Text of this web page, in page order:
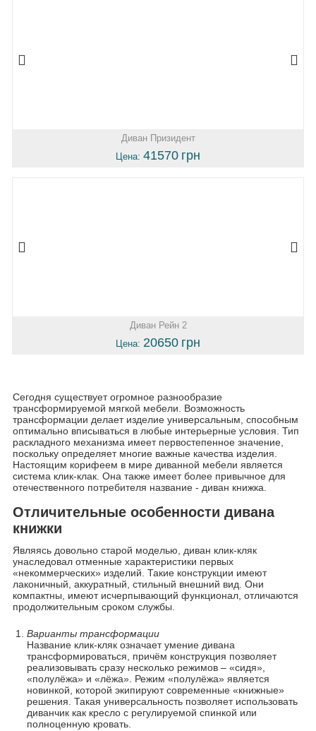
Диван Призидент
Цена: 41570 грн
Диван Рейн 2
Цена: 20650 грн
Сегодня существует огромное разнообразие
трансформируемой мягкой мебели. Возможность
трансформации делает изделие универсальным, способным
оптимально вписываться в любые интерьерные условия. Тип
раскладного механизма имеет первостепенное значение,
поскольку определяет многие важные качества изделия.
Настоящим корифеем в мире диванной мебели является
система клик-клак. Она также имеет более привычное для
отечественного потребителя название - диван книжка.
Отличительные особенности дивана
книжки
Являясь довольно старой моделью, диван клик-кляк
унаследовал отменные характеристики первых
«некоммерческих» изделий. Такие конструкции имеют
лаконичный, аккуратный, стильный внешний вид. Они
компактны, имеют исчерпывающий функционал, отличаются
продолжительным сроком службы.
Варианты трансформации
Название клик-кляк означает умение дивана
трансформироваться, причём конструкция позволяет
реализовывать сразу несколько режимов – «сидя»,
«полулёжа» и «лёжа». Режим «полулёжа» является
новинкой, которой экипируют современные «книжные»
решения. Такая универсальность позволяет использовать
диванчик как кресло с регулируемой спинкой или
полноценную кровать.